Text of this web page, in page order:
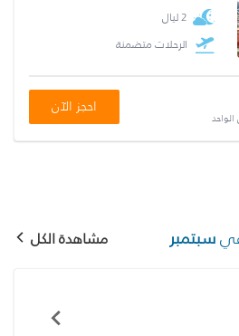
2 ليال
الرحلات متضمنة
احجز الآن
سبتمبر مشاهدة الكل